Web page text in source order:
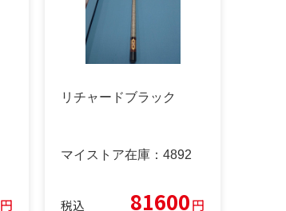
円
リチャードブラック
マイストア在庫： 4892
税込 81600円